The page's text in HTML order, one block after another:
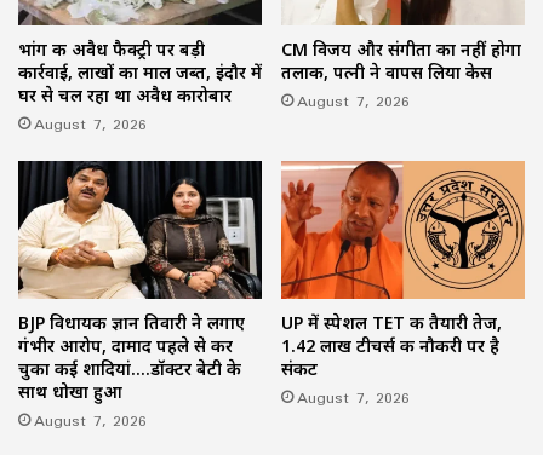
भांग की अवैध फैक्ट्री पर बड़ी
कार्रवाई, लाखों का माल जब्त, इंदौर में
घर से चल रहा था अवैध कारोबार
August 7, 2026
CM विजय और संगीता का नहीं होगा
तलाक, पत्नी ने वापस लिया केस
August 7, 2026
BJP विधायक ज्ञान तिवारी ने लगाए
गंभीर आरोप, दामाद पहले से कर
चुका कई शादियां….डॉक्टर बेटी के
साथ धोखा हुआ
August 7, 2026
UP में स्पेशल TET की तैयारी तेज,
1.42 लाख टीचर्स की नौकरी पर है
संकट
August 7, 2026